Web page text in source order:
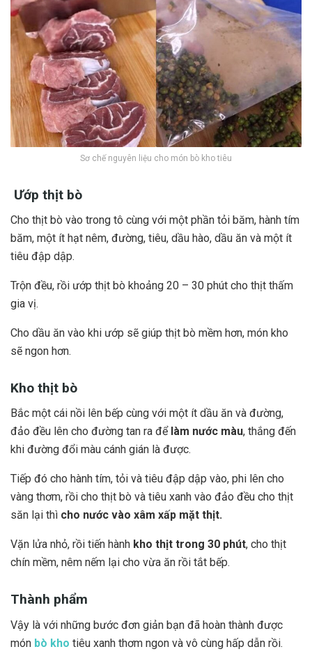
Sơ chế nguyên liệu cho món bò kho tiêu
Ướp thịt bò
Cho thịt bò vào trong tô cùng với một phần tỏi băm, hành tím
băm, một ít hạt nêm, đường, tiêu, dầu hào, dầu ăn và một ít
tiêu đập dập.
Trộn đều, rồi ướp thịt bò khoảng 20 – 30 phút cho thịt thấm
gia vị.
Cho dầu ăn vào khi ướp sẽ giúp thịt bò mềm hơn, món kho
sẽ ngon hơn.
Kho thịt bò
Bắc một cái nồi lên bếp cùng với một ít dầu ăn và đường,
đảo đều lên cho đường tan ra để làm nước màu, thắng đến
khi đường đổi màu cánh gián là được.
Tiếp đó cho hành tím, tỏi và tiêu đập dập vào, phi lên cho
vàng thơm, rồi cho thịt bò và tiêu xanh vào đảo đều cho thịt
săn lại thì cho nước vào xâm xấp mặt thịt.
Vặn lửa nhỏ, rồi tiến hành kho thịt trong 30 phút, cho thịt
chín mềm, nêm nếm lại cho vừa ăn rồi tắt bếp.
Thành phẩm
Vậy là với những bước đơn giản bạn đã hoàn thành được
món bò kho tiêu xanh thơm ngon và vô cùng hấp dẫn rồi.